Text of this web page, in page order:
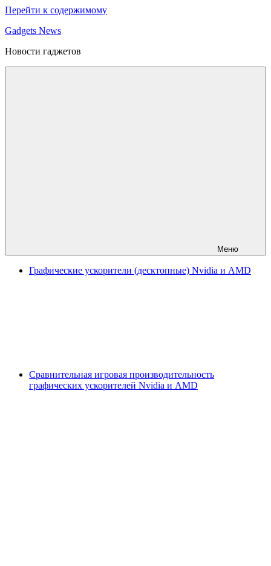
Перейти к содержимому
Gadgets News
Новости гаджетов
Меню
Графические ускорители (десктопные) Nvidia и AMD
Сравнительная игровая производительность
графических ускорителей Nvidia и AMD